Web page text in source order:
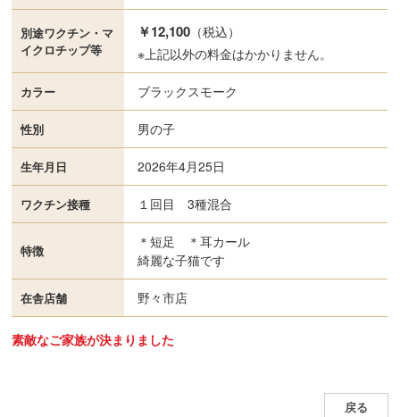
別途ワクチン・ マ
イクロチップ等
￥12,100 （税込）
※上記以外の料金はかかりません。
カラー ブラックスモーク
性別 男の子
生年月日 2026年4月25日
ワクチン接種 １回目 3種混合
特徴
＊短足 ＊耳カール
綺麗な子猫です
在舎店舗 野々市店
素敵なご家族が決まりました
戻る